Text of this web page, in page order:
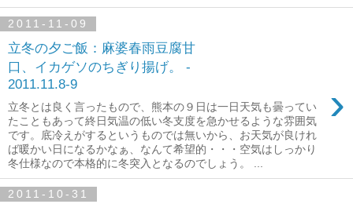
2011-11-09
立冬の夕ご飯：麻婆春雨豆腐甘
口、イカゲソのちぎり揚げ。 -
2011.11.8-9
›
立冬とは良く言ったもので、熊本の９日は一日天気も曇ってい
たこともあって終日気温の低い冬支度を急かせるような雰囲気
です。底冷えがするというものでは無いから、お天気が良けれ
ば暖かい日になるかなぁ、なんて希望的・・・空気はしっかり
冬仕様なので本格的に冬突入となるのでしょう。 ...
2011-10-31